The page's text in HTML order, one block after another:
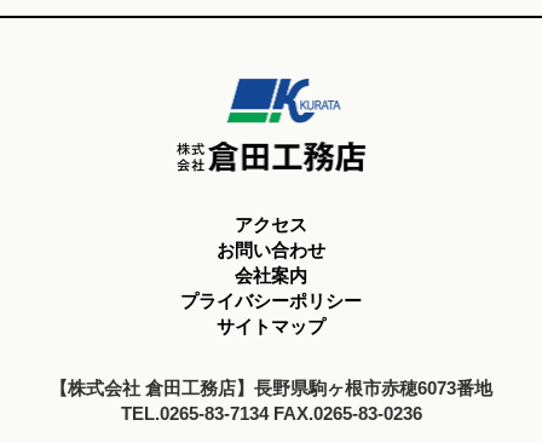
アクセス
お問い合わせ
会社案内
プライバシーポリシー
サイトマップ
【株式会社 倉田工務店】長野県駒ヶ根市赤穂6073番地
TEL.0265-83-7134 FAX.0265-83-0236